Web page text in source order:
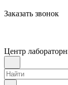
Заказать звонок
Центр